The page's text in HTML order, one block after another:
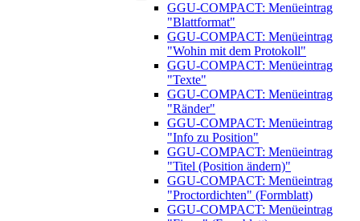
GGU-COMPACT: Menüeintrag
"Blattformat"
GGU-COMPACT: Menüeintrag
"Wohin mit dem Protokoll"
GGU-COMPACT: Menüeintrag
"Texte"
GGU-COMPACT: Menüeintrag
"Ränder"
GGU-COMPACT: Menüeintrag
"Info zu Position"
GGU-COMPACT: Menüeintrag
"Titel (Position ändern)"
GGU-COMPACT: Menüeintrag
"Proctordichten" (Formblatt)
GGU-COMPACT: Menüeintrag